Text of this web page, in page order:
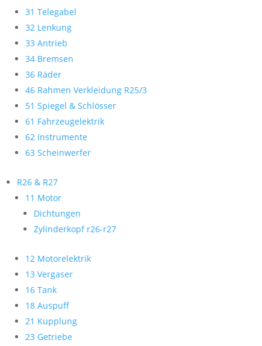
31 Telegabel
32 Lenkung
33 Antrieb
34 Bremsen
36 Räder
46 Rahmen Verkleidung R25/3
51 Spiegel & Schlösser
61 Fahrzeugelektrik
62 Instrumente
63 Scheinwerfer
R26 & R27
11 Motor
Dichtungen
Zylinderkopf r26-r27
12 Motorelektrik
13 Vergaser
16 Tank
18 Auspuff
21 Kupplung
23 Getriebe